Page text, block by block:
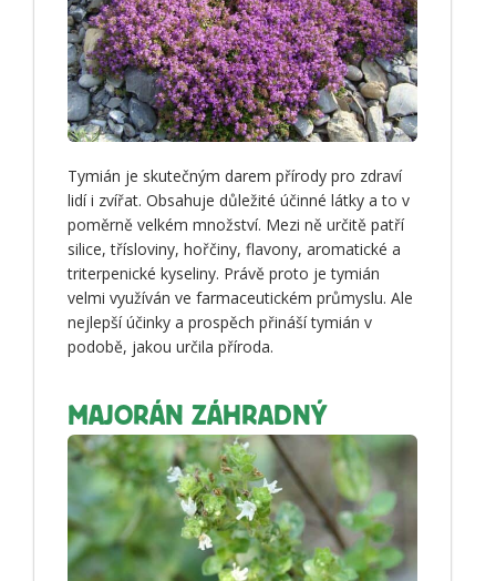
Tymián je skutečným darem přírody pro zdraví
lidí i zvířat. Obsahuje důležité účinné látky a to v
poměrně velkém množství. Mezi ně určitě patří
silice, třísloviny, hořčiny, flavony, aromatické a
triterpenické kyseliny. Právě proto je tymián
velmi využíván ve farmaceutickém průmyslu. Ale
nejlepší účinky a prospěch přináší tymián v
podobě, jakou určila příroda.
MAJORÁN ZÁHRADNÝ